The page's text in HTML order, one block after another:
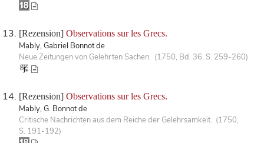
[Rezension] Observations sur les Grecs.
Mably, Gabriel Bonnot de
Neue Zeitungen von Gelehrten Sachen. (1750, Bd. 36, S. 259-260)
[Rezension] Observations sur les Grecs.
Mably, G. Bonnot de
Critische Nachrichten aus dem Reiche der Gelehrsamkeit. (1750,
S. 191-192)